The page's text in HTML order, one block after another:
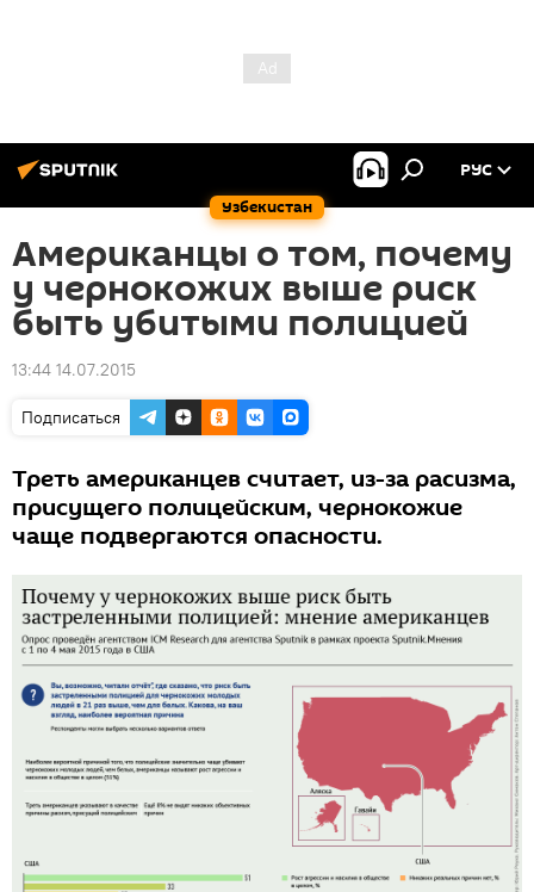
Узбекистан
РУС
Американцы о том, почему
у чернокожих выше риск
быть убитыми полицией
13:44 14.07.2015
Подписаться
Треть американцев считает, из-за расизма,
присущего полицейским, чернокожие
чаще подвергаются опасности.